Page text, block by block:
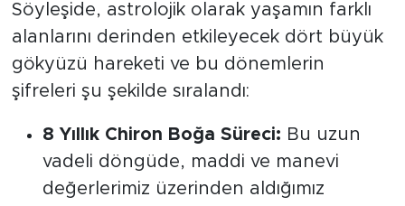
Söyleşide, astrolojik olarak yaşamın farklı
alanlarını derinden etkileyecek dört büyük
gökyüzü hareketi ve bu dönemlerin
şifreleri şu şekilde sıralandı:
8 Yıllık Chiron Boğa Süreci: Bu uzun
vadeli döngüde, maddi ve manevi
değerlerimiz üzerinden aldığımız